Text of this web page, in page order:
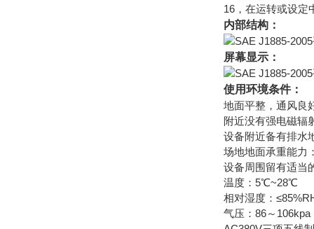
16，在运转或设定
内部结构：
屏幕显示：
使用环境条件：
地面平整，通风良
附近没有强电磁辐
设备附近备有排水
场地地面承重能力
设备周围留有适当
温度：5℃~28℃
相对湿度：
气压：86～106kpa